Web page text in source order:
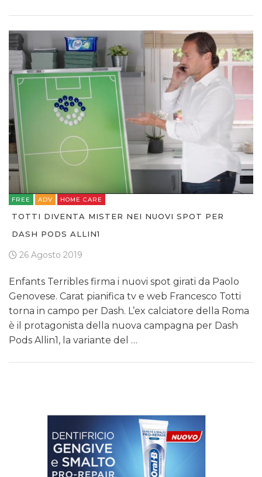
FREE ADV HOME CARE
TOTTI DIVENTA MISTER NEI NUOVI SPOT PER
DASH PODS ALLIN1
26 Agosto 2019
Enfants Terribles firma i nuovi spot girati da Paolo
Genovese. Carat pianifica tv e web Francesco Totti
torna in campo per Dash. L’ex calciatore della Roma
è il protagonista della nuova campagna per Dash
Pods Allin1, la variante del …